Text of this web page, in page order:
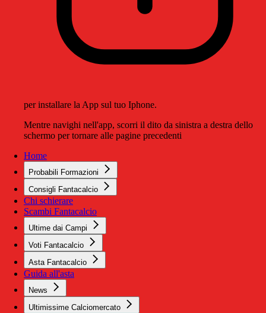
per installare la App sul tuo Iphone.
Mentre navighi nell'app, scorri il dito da sinistra a destra dello
schermo per tornare alle pagine precedenti
Home
Probabili Formazioni
Consigli Fantacalcio
Chi schierare
Scambi Fantacalcio
Ultime dai Campi
Voti Fantacalcio
Asta Fantacalcio
Guida all'asta
News
Ultimissime Calciomercato